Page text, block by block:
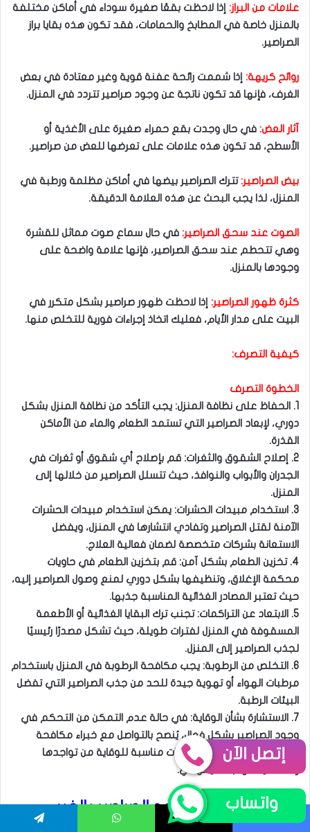
علامات من البراز: إذا لاحظت بقعًا صغيرة سوداء في أماكن مختلفة
بالمنزل خاصة في المطابخ والحمامات، فقد تكون هذه بقايا براز
الصراصير.
روائح كريهة: إذا شممت رائحة عفنة قوية وغير معتادة في بعض
الغرف، فإنها قد تكون ناتجة عن وجود صراصير تتردد في المنزل.
آثار العض: في حال وجدت بقع حمراء صغيرة على الأغذية أو
الأسطح، قد تكون هذه علامات على تعرضها للعض من صراصير.
بيض الصراصير:تترك الصراصير بيضها في أماكن مظلمة ورطبة في
المنزل، لذا يجب البحث عن هذه العلامة الدقيقة.
الصوت عند سحق الصراصير: في حال سماع صوت مماثل للقشرة
وهي تتحطم عند سحق الصراصير، فإنها علامة واضحة على
وجودها بالمنزل.
كثرة ظهور الصراصير: إذا لاحظت ظهور صراصير بشكل متكرر في
البيت على مدار الأيام، فعليك اتخاذ إجراءات فورية للتخلص منها.
كيفية التصرف:
الخطوة التصرف
1. الحفاظ على نظافة المنزل: يجب التأكد من نظافة المنزل بشكل
دوري، لإبعاد الصراصير التي تستمد الطعام والماء من الأماكن
القذرة.
2. إصلاح الشقوق والثغرات: قم بإصلاح أي شقوق أو ثغرات في
الجدران والأبواب والنوافذ، حيث تتسلل الصراصير من خلالها إلى
المنزل.
3. استخدام مبيدات الحشرات: يمكن استخدام مبيدات الحشرات
الآمنة لقتل الصراصير وتفادي انتشارها في المنزل، ويفضل
الاستعانة بشركات متخصصة لضمان فعالية العلاج.
4. تخزين الطعام بشكل آمن: قم بتخزين الطعام في حاويات
محكمة الإغلاق، وتنظيفها بشكل دوري لمنع وصول الصراصير إليه،
حيث تعتبر المصادر الغذائية المناسبة جذبها.
5. الابتعاد عن التراكمات: تجنب ترك البقايا الغذائية أو الأطعمة
المسقوفة في المنزل لفترات طويلة، حيث تشكل مصدرًا رئيسيًا
لجذب الصراصير إلى المنزل.
6. التخلص من الرطوبة: يجب مكافحة الرطوبة في المنزل باستخدام
مرطبات الهواء أو تهوية جيدة للحد من جذب الصراصير التي تفضل
البيئات الرطبة.
7. الاستشارة بشأن الوقاية: في حالة عدم التمكن من التحكم في
وجود الصراصير بشكل فعال، يُنصح بالتواصل مع خبراء مكافحة
الآفات للاستشارة واتباع خطوات مناسبة للوقاية من تواجدها
والتخلص منها بشكل نهائي.
انواع خدمات مكافحه الصراصير بالخبر
إتصل الآن
واتساب